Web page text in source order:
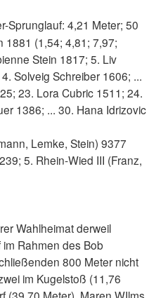
Sprunglauf: 4,21 Meter; 50
1881 (1,54; 4,81; 7,97;
Stein 1817; 5. Liv
Solveig Schreiber 1606; ...
23. Lora Cubric 1511; 24.
1386; ... 30. Hana Idrizovic
Lemke, Stein) 9377
5. Rhein-Wied III (Franz,
Wahlheimat derweil
Rahmen des Bob
800 Meter nicht
im Kugelstoß (11,76